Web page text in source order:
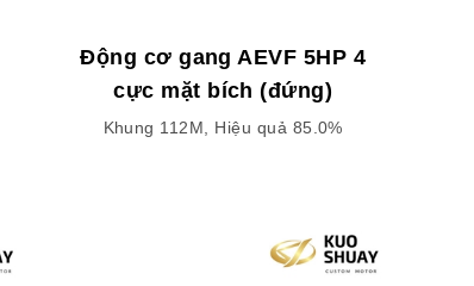
Động cơ gang AEVF 5HP 4
cực mặt bích (đứng)
Khung 112M, Hiệu quả 85.0%